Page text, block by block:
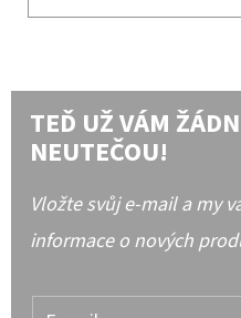
TEĎ UŽ VÁM
NEUTEČOU!
Vložte svůj e-mail a my
informace o nových